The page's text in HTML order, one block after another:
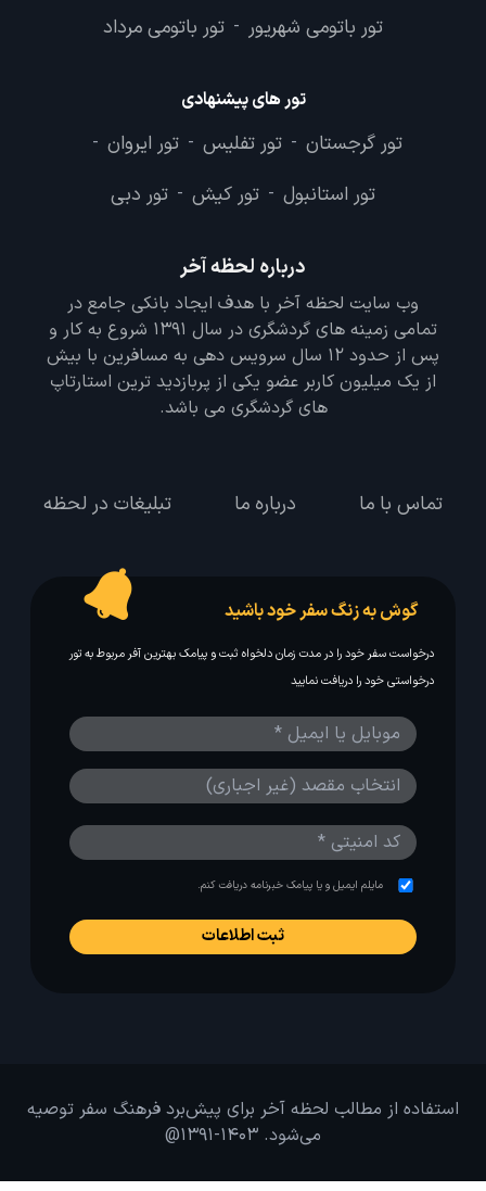
تور باتومی شهریور - تور باتومی مرداد
تور های پیشنهادی
تور گرجستان - تور تفلیس - تور ایروان -
تور استانبول - تور کیش - تور دبی
درباره لحظه آخر
وب سایت لحظه آخر با هدف ایجاد بانکی جامع در
تمامی زمینه های گردشگری در سال 1391 شروع به کار و
پس از حدود 12 سال سرویس دهی به مسافرین با بیش
از یک میلیون کاربر عضو یکی از پربازدید ترین استارتاپ
های گردشگری می باشد.
تماس با ما درباره ما تبلیغات در لحظه
گوش به زنگ سفر خود باشید
درخواست سفر خود را در مدت زمان دلخواه ثبت و پیامک بهترین آفر مربوط به تور
درخواستی خود را دریافت نمایید
مایلم ایمیل و یا پیامک خبرنامه دریافت کنم.
استفاده از مطالب لحظه آخر برای پیش‌برد فرهنگ سفر توصیه
می‌شود. 1403-1391@